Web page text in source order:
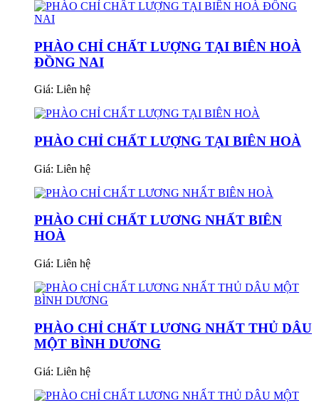
PHÀO CHỈ CHẤT LƯỢNG TẠI BIÊN HOÀ
ĐỒNG NAI
Giá: Liên hệ
PHÀO CHỈ CHẤT LƯỢNG TẠI BIÊN HOÀ
Giá: Liên hệ
PHÀO CHỈ CHẤT LƯƠNG NHẤT BIÊN
HOÀ
Giá: Liên hệ
PHÀO CHỈ CHẤT LƯƠNG NHẤT THỦ DÂU
MỘT BÌNH DƯƠNG
Giá: Liên hệ